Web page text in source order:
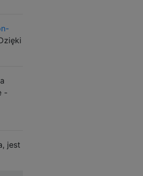
-
jest